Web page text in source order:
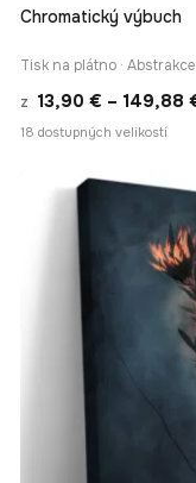
RYCHLÉ
Chromatický výbuch
Tisk na plátno · Abstrakce
z 13,90 € – 149,88
18 dostupných velikostí